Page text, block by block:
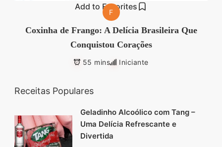
culinárias incríveis,
segredos valiosos e
receitas rápidas e fáceis
agora mesmo!
Add to Favorites
F
Coxinha de Frango: A Delícia Brasileira Que
Conquistou Corações
55 mins Iniciante
Receitas Populares
Geladinho Alcoólico com Tang –
Uma Delícia Refrescante e
Divertida